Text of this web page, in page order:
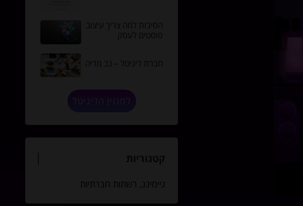
הסיבות למה צריך עיצוב
פוסטים לעסק
חברת דיגיטל – נב מדיה
למגזין הדיגיטל
גיימינג, רשתות חברתיות